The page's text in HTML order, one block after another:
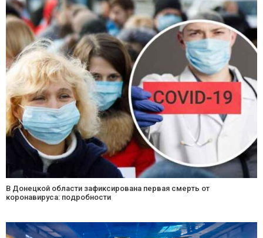
В Донецкой области зафиксирована первая смерть от
коронавируса: подробности